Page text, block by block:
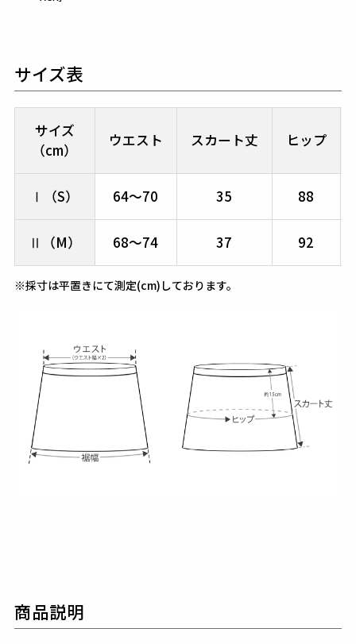
サイズ表
サイズ
（cm）
ウエスト スカート丈 ヒップ
Ⅰ（S） 64～70 35 88
Ⅱ（M） 68～74 37 92
※採寸は平置きにて測定(cm)しております。
商品説明